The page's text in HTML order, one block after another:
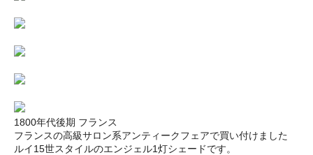
1800年代後期 フランス
フランスの高級サロン系アンティークフェアで買い付けました
ルイ15世スタイルのエンジェル1灯シェードです。